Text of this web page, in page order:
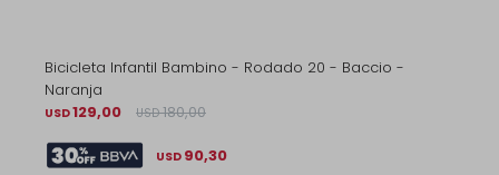
Bicicleta Infantil Bambino - Rodado 20 - Baccio -
Naranja
USD129,00 USD 180,00
USD 90,30